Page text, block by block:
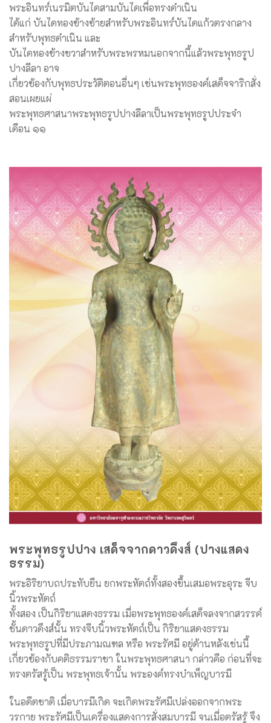
พระอินทร์เนรมิตบันไดสามบันไดเพื่อทรงดำเนิน
ได้แก่ บันไดทองข้างซ้ายสำหรับพระอินทร์บันไดแก้วตรงกลาง
สำหรับพุทธดำเนิน และ
บันไดทองข้างขวาสำหรับพระพรหมนอกจากนี้แล้วพระพุทธรูป
ปางลีลา อาจ
เกี่ยวข้องกับพุทธประวัติตอนอื่นๆ เช่นพระพุทธองค์เสด็จจาริกสั่ง
สอนเผยแผ่
พระพุทธศาสนาพระพุทธรูปปางลีลาเป็นพระพุทธรูปประจำ
เดือน ๑๑
พระพุทธรูปปาง เสด็จจากดาวดึงส์ (ปางแสดง
ธรรม)
พระอิริยาบถประทับยืน ยกพระหัตถ์ทั้งสองขึ้นเสมอพระอุระ จีบ
นิ้วพระหัตถ์
ทั้งสอง เป็นกิริยาแสดงธรรม เมื่อพระพุทธองค์เสด็จลงจากสวรรค์
ชั้นดาวดึงส์นั้น ทรงจีบนิ้วพระหัตถ์เป็น กิริยาแสดงธรรม
พระพุทธรูปที่มีประภามณฑล หรือ พระรัศมี อยู่ด้านหลังเช่นนี้
เกี่ยวข้องกับคติธรรมราชา ในพระพุทธศาสนา กล่าวคือ ก่อนที่จะ
ทรงตรัสรู้เป็น พระพุทธเจ้านั้น พระองค์ทรงบำเพ็ญบารมี
ในอดีตชาติ เมื่อบารมีเกิด จะเกิดพระรัศมีเปล่งออกจากพระ
วรกาย พระรัศมีเป็นเครื่องแสดงการสั่งสมบารมี จนเมื่อตรัสรู้ จึง